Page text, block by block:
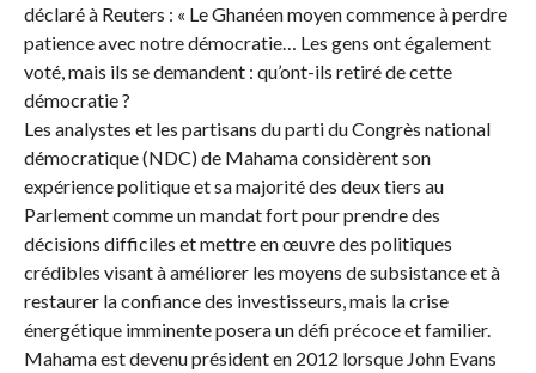
déclaré à Reuters : « Le Ghanéen moyen commence à perdre
patience avec notre démocratie… Les gens ont également
voté, mais ils se demandent : qu’ont-ils retiré de cette
démocratie ?
Les analystes et les partisans du parti du Congrès national
démocratique (NDC) de Mahama considèrent son
expérience politique et sa majorité des deux tiers au
Parlement comme un mandat fort pour prendre des
décisions difficiles et mettre en œuvre des politiques
crédibles visant à améliorer les moyens de subsistance et à
restaurer la confiance des investisseurs, mais la crise
énergétique imminente posera un défi précoce et familier.
Mahama est devenu président en 2012 lorsque John Evans